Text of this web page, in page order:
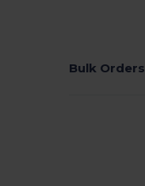
Bulk Orders